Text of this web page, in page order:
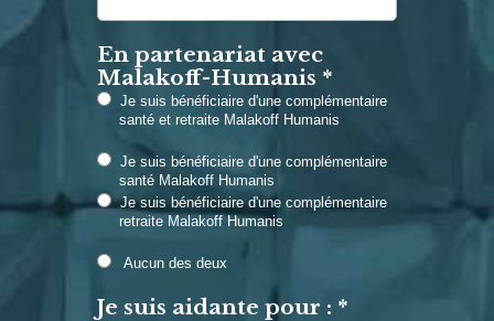
En partenariat avec
Malakoff-Humanis *
Je suis bénéficiaire d'une complémentaire
santé et retraite Malakoff Humanis
Je suis bénéficiaire d'une complémentaire
santé Malakoff Humanis
Je suis bénéficiaire d'une complémentaire
retraite Malakoff Humanis
Aucun des deux
Je suis aidante pour : *